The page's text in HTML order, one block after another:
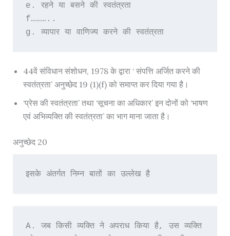
e. रहने या बसने की स्वतंत्रता
f………..
g. व्यापार या वाणिज्य करने की स्वतंत्रता
44वें संविधान संशोधन, 1978 के द्वारा ‘ संपत्ति अर्जित करने की
स्वतंत्रता’ अनुच्छेद 19 (1)(f) को समाप्त कर दिया गया है।
‘प्रेस की स्वतंत्रता’ तथा ‘सूचना का अधिकार’ इन दोनों को ‘भाषण
एवं अभिव्यक्ति की स्वतंत्रता’ का भाग माना जाता है।
अनुच्छेद 20
इसके अंतर्गत निम्न बातों का उल्लेख है
A. जब किसी व्यक्ति ने अपराध किया है, उस व्यक्ति